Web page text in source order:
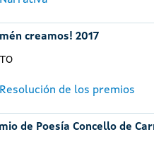
creamos! 2017
Resolución de los premios
de Poesía Concello de